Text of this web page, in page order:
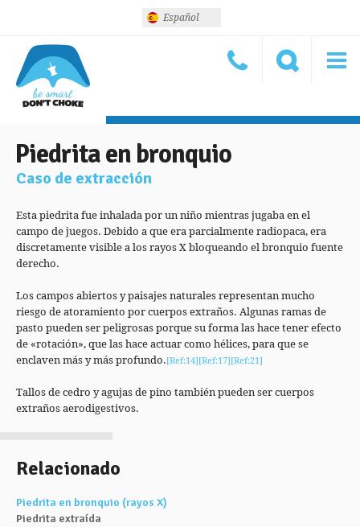
Español
Piedrita en bronquio
Caso de extracción
Esta piedrita fue inhalada por un niño mientras jugaba en el
campo de juegos. Debido a que era parcialmente radiopaca, era
discretamente visible a los rayos X bloqueando el bronquio fuente
derecho.
Los campos abiertos y paisajes naturales representan mucho
riesgo de atoramiento por cuerpos extraños. Algunas ramas de
pasto pueden ser peligrosas porque su forma las hace tener efecto
de «rotación», que las hace actuar como hélices, para que se
enclaven más y más profundo.[Ref:14][Ref:17][Ref:21]
Tallos de cedro y agujas de pino también pueden ser cuerpos
extraños aerodigestivos.
Relacionado
Piedrita en bronquio (rayos X)
Piedrita extraída